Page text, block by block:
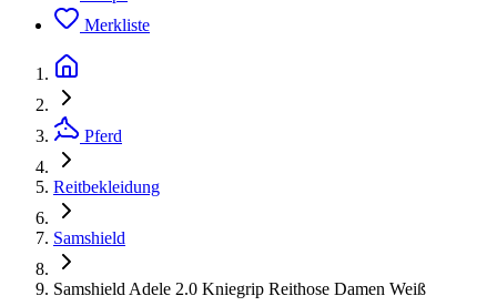
Merkliste
Pferd
Reitbekleidung
Samshield
Samshield Adele 2.0 Kniegrip Reithose Damen Weiß